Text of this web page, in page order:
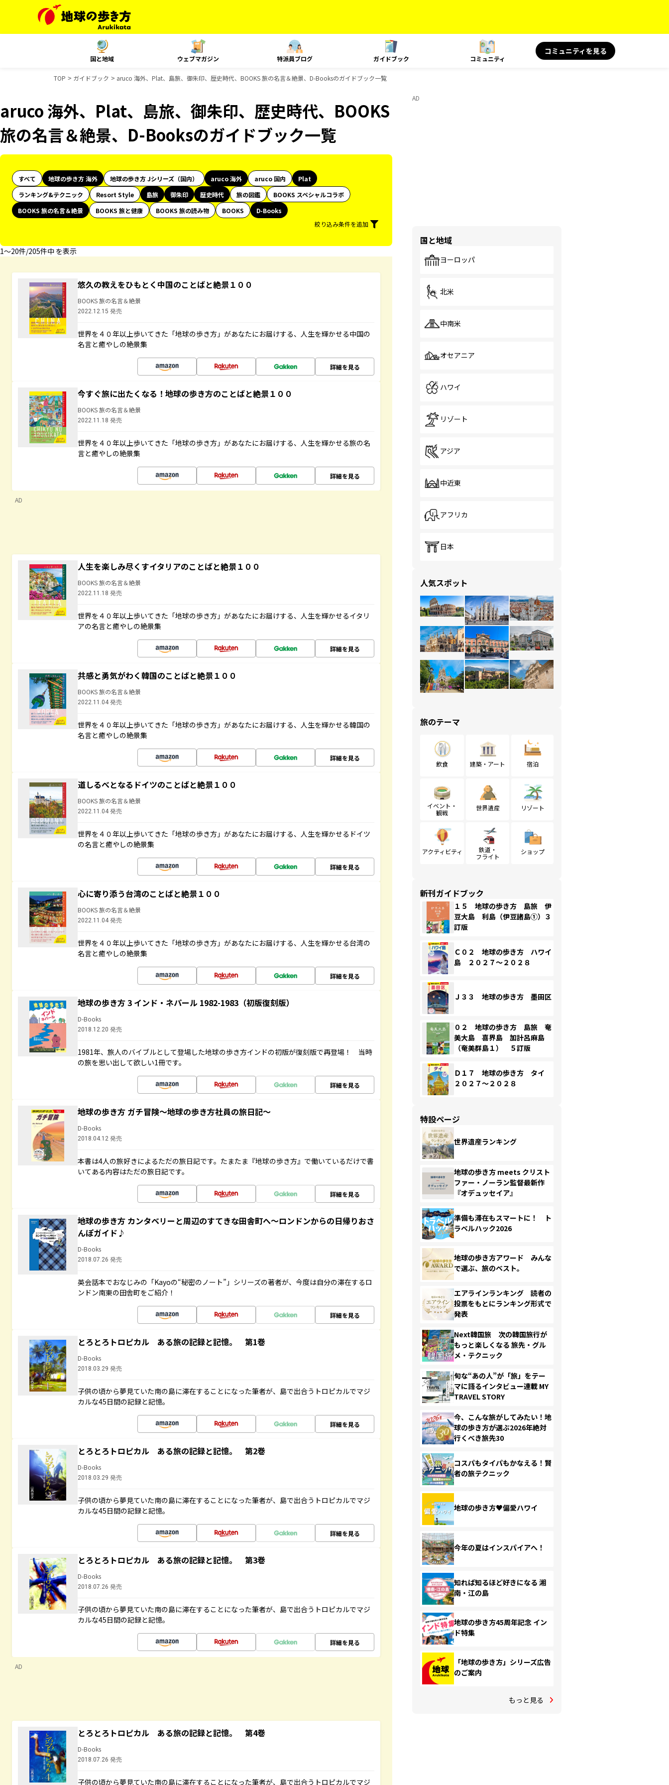
国と地域 ウェブマガジン 特派員ブログ ガイドブック コミュニティ
コミュニティを見る
TOP ガイドブック aruco 海外、Plat、島旅、御朱印、歴史時代、BOOKS 旅の名言＆絶景、D-Booksのガイドブック一覧
aruco 海外、Plat、島旅、御朱印、歴史時代、BOOKS
旅の名言＆絶景、D-Booksのガイドブック一覧
すべて 地球の歩き方 海外 地球の歩き方 Jシリーズ（国内） aruco 海外 aruco 国内
Plat
ランキング&テクニック
Resort Style 島旅 御朱印 歴史時代 旅の図鑑
BOOKS スペシャルコラボ
BOOKS 旅の名言＆絶景
BOOKS 旅と健康 BOOKS 旅の読み物 BOOKS
D-Books
絞り込み条件を追加
1〜20件/205件中 を表示
悠久の教えをひもとく中国のことばと絶景１００
BOOKS 旅の名言＆絶景
2022.12.15 発売
世界を４０年以上歩いてきた「地球の歩き方」があなたにお届けする、人生を輝かせる中国の
名言と癒やしの絶景集
詳細を見る
今すぐ旅に出たくなる！地球の歩き方のことばと絶景１００
BOOKS 旅の名言＆絶景
2022.11.18 発売
世界を４０年以上歩いてきた「地球の歩き方」があなたにお届けする、人生を輝かせる旅の名
言と癒やしの絶景集
詳細を見る
AD
人生を楽しみ尽くすイタリアのことばと絶景１００
BOOKS 旅の名言＆絶景
2022.11.18 発売
世界を４０年以上歩いてきた「地球の歩き方」があなたにお届けする、人生を輝かせるイタリ
アの名言と癒やしの絶景集
詳細を見る
共感と勇気がわく韓国のことばと絶景１００
BOOKS 旅の名言＆絶景
2022.11.04 発売
世界を４０年以上歩いてきた「地球の歩き方」があなたにお届けする、人生を輝かせる韓国の
名言と癒やしの絶景集
詳細を見る
道しるべとなるドイツのことばと絶景１００
BOOKS 旅の名言＆絶景
2022.11.04 発売
世界を４０年以上歩いてきた「地球の歩き方」があなたにお届けする、人生を輝かせるドイツ
の名言と癒やしの絶景集
詳細を見る
心に寄り添う台湾のことばと絶景１００
BOOKS 旅の名言＆絶景
2022.11.04 発売
世界を４０年以上歩いてきた「地球の歩き方」があなたにお届けする、人生を輝かせる台湾の
名言と癒やしの絶景集
詳細を見る
地球の歩き方 3 インド・ネパール 1982-1983（初版復刻版）
D-Books
2018.12.20 発売
1981年、旅人のバイブルとして登場した地球の歩き方インドの初版が復刻版で再登場！ 当時
の旅を思い出して欲しい1冊です。
詳細を見る
地球の歩き方 ガチ冒険～地球の歩き方社員の旅日記～
D-Books
2018.04.12 発売
本書は4人の旅好きによるただの旅日記です。たまたま『地球の歩き方』で働いているだけで書
いてある内容はただの旅日記です。
詳細を見る
地球の歩き方 カンタベリーと周辺のすてきな田舎町へ～ロンドンからの日帰りおさ
んぽガイド♪
D-Books
2018.07.26 発売
英会話本でおなじみの「Kayoの“秘密のノート”」シリーズの著者が、今度は自分の滞在するロ
ンドン南東の田舎町をご紹介！
詳細を見る
とろとろトロピカル ある旅の記録と記憶。 第1巻
D-Books
2018.03.29 発売
子供の頃から夢見ていた南の島に滞在することになった筆者が、島で出合うトロピカルでマジ
カルな45日間の記録と記憶。
詳細を見る
とろとろトロピカル ある旅の記録と記憶。 第2巻
D-Books
2018.03.29 発売
子供の頃から夢見ていた南の島に滞在することになった筆者が、島で出合うトロピカルでマジ
カルな45日間の記録と記憶。
詳細を見る
とろとろトロピカル ある旅の記録と記憶。 第3巻
D-Books
2018.07.26 発売
子供の頃から夢見ていた南の島に滞在することになった筆者が、島で出合うトロピカルでマジ
カルな45日間の記録と記憶。
詳細を見る
AD
とろとろトロピカル ある旅の記録と記憶。 第4巻
D-Books
2018.07.26 発売
子供の頃から夢見ていた南の島に滞在することになった筆者が、島で出合うトロピカルでマジ
AD
国と地域
ヨーロッパ
北米
中南米
オセアニア
ハワイ
リゾート
アジア
中近東
アフリカ
日本
人気スポット
旅のテーマ
飲食 建築・アート 宿泊
イベント・
観戦
世界遺産 リゾート
アクティビティ
鉄道・
フライト
ショップ
新刊ガイドブック
１５ 地球の歩き方 島旅 伊
豆大島 利島（伊豆諸島①）３
訂版
Ｃ０２ 地球の歩き方 ハワイ
島 ２０２７～２０２８
Ｊ３３ 地球の歩き方 墨田区
０２ 地球の歩き方 島旅 奄
美大島 喜界島 加計呂麻島
（奄美群島１） ５訂版
Ｄ１７ 地球の歩き方 タイ
２０２７～２０２８
特設ページ
世界遺産ランキング
地球の歩き方 meets クリスト
ファー・ノーラン監督最新作
『オデュッセイア』
準備も滞在もスマートに！ ト
ラベルハック2026
地球の歩き方アワード みんな
で選ぶ、旅のベスト。
エアラインランキング 読者の
投票をもとにランキング形式で
発表
Next韓国旅 次の韓国旅行が
もっと楽しくなる 旅先・グル
メ・テクニック
旬な“あの人”が「旅」をテー
マに語るインタビュー連載 MY
TRAVEL STORY
今、こんな旅がしてみたい！地
球の歩き方が選ぶ2026年絶対
行くべき旅先30
コスパもタイパもかなえる！賢
者の旅テクニック
地球の歩き方♥偏愛ハワイ
今年の夏はインスパイアへ！
知れば知るほど好きになる 湘
南・江の島
地球の歩き方45周年記念 イン
ド特集
「地球の歩き方」シリーズ広告
のご案内
もっと見る